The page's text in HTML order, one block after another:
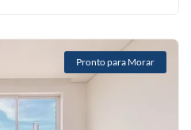
Pronto para Morar